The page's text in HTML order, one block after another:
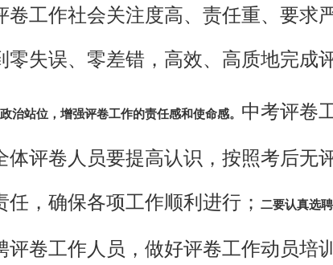
卷工作社会关注度高、责任重、要求
失误、零差错，高效、高质地完成
治站位，增强评卷工作的责任感和使命感。 中考评卷
体评卷人员要提高认识，按照考后无
，确保各项工作顺利进行； 二要认真选
评卷工作人员，做好评卷工作动员培